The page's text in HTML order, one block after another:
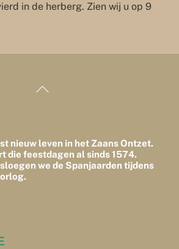
in de herberg. Zien wij u op 9
Back
To
nieuw leven in het Zaans Ontzet.
die feestdagen al sinds 1574.
we de Spanjaarden tijdens